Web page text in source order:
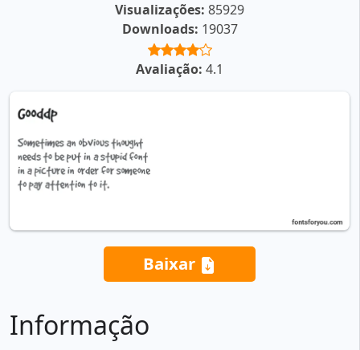
Visualizações: 85929
Downloads: 19037
Avaliação: 4.1
Baixar
Informação